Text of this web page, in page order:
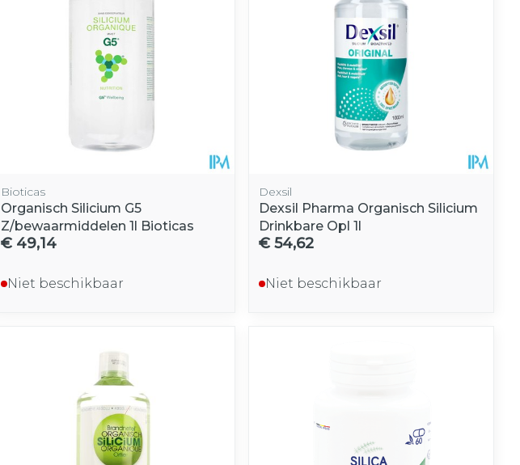
Bioticas
Organisch Silicium G5
Z/bewaarmiddelen 1l Bioticas
€ 49,14
Niet beschikbaar
Dexsil
Dexsil Pharma Organisch Silicium
Drinkbare Opl 1l
€ 54,62
Niet beschikbaar